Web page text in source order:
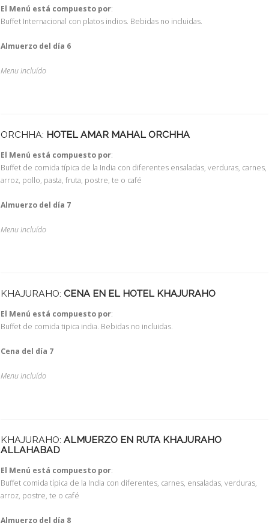
El Menú está compuesto por:
Buffet Internacional con platos indios. Bebidas no incluidas.
Almuerzo del día 6
Menu Incluído
ORCHHA: HOTEL AMAR MAHAL ORCHHA
El Menú está compuesto por:
Buffet de comida típica de la India con diferentes ensaladas, verduras, carnes,
arroz, pollo, pasta, fruta, postre, te o café
Almuerzo del día 7
Menu Incluído
KHAJURAHO: CENA EN EL HOTEL KHAJURAHO
El Menú está compuesto por:
Buffet de comida tipica india. Bebidas no incluidas.
Cena del día 7
Menu Incluído
KHAJURAHO: ALMUERZO EN RUTA KHAJURAHO
ALLAHABAD
El Menú está compuesto por:
Buffet comida típica de la India con diferentes, carnes, ensaladas, verduras,
arroz, postre, te o café
Almuerzo del día 8